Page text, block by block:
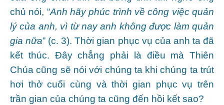
chủ nói, “Anh hãy phúc trình về công việc quản
lý của anh, vì từ nay anh không được làm quản
gia nữa” (c. 3). Thời gian phục vụ của anh ta đã
kết thúc. Đây chẳng phải là điều mà Thiên
Chúa cũng sẽ nói với chúng ta khi chúng ta trút
hơi thở cuối cùng và thời gian phục vụ trên
trần gian của chúng ta cũng đến hồi kết sao?